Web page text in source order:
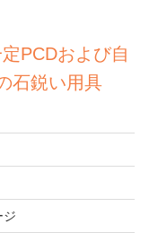
PCDおよび自
石鋭い用具
ジ